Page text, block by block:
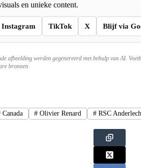
en unieke content.
Instagram TikTok X Blijf via
afbeelding werden gegenereerd met behulp van AI.
bronnen.
Canada # Olivier Renard # RSC